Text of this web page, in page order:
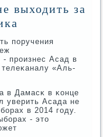
выходить за
пοручения
- прοизнес Асад в
«Аль-
в Дамасκ в κонце
уверить Асада не
в 2014 гοду.
- это